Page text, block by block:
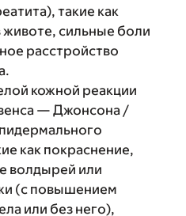
такие как
сильные боли
расстройство
кожной реакции
— Джонсона /
как покраснение,
волдырей или
(с повышением
или без него),